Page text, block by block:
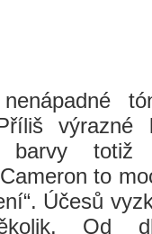
výrazné
barvy totiž
to
Účesů
Od